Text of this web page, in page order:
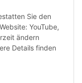
Sie den
YouTube,
ändern
Details finden